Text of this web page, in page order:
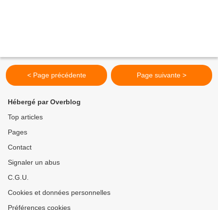
< Page précédente Page suivante >
Hébergé par Overblog
Top articles
Pages
Contact
Signaler un abus
C.G.U.
Cookies et données personnelles
Préférences cookies